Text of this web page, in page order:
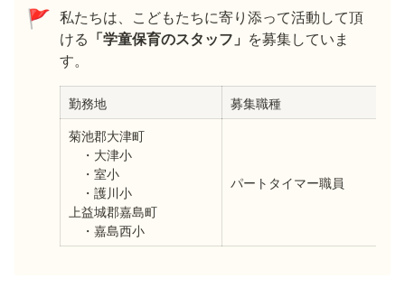
🚩 私たちは、こどもたちに寄り添って活動して頂
ける 「学童保育のスタッフ」 を募集していま
す。
勤務地
募集職種
菊池郡大津町
・大津小
・室小
・護川小
上益城郡嘉島町
・嘉島西小
パートタイマー職員